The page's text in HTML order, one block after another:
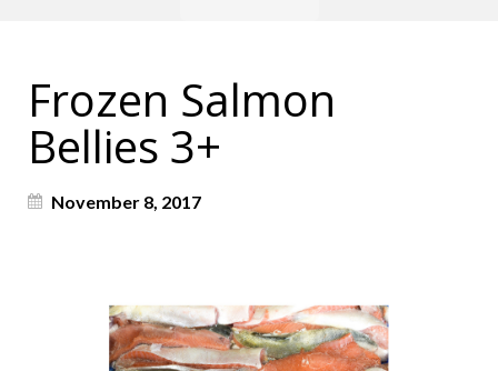
Frozen Salmon
Bellies 3+
November 8, 2017